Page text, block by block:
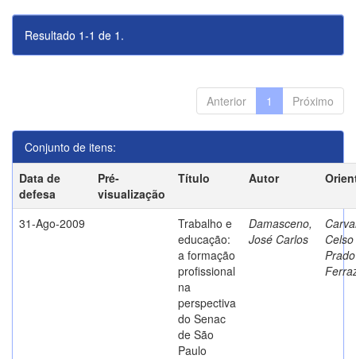
Resultado 1-1 de 1.
Anterior 1 Próximo
Conjunto de itens:
Data de
defesa
Pré-
visualização
Título Autor
31-Ago-2009
Trabalho e
educação:
a formação
profissional
na
perspectiva
do Senac
de São
Paulo
Damasceno,
José Carlos
Prado